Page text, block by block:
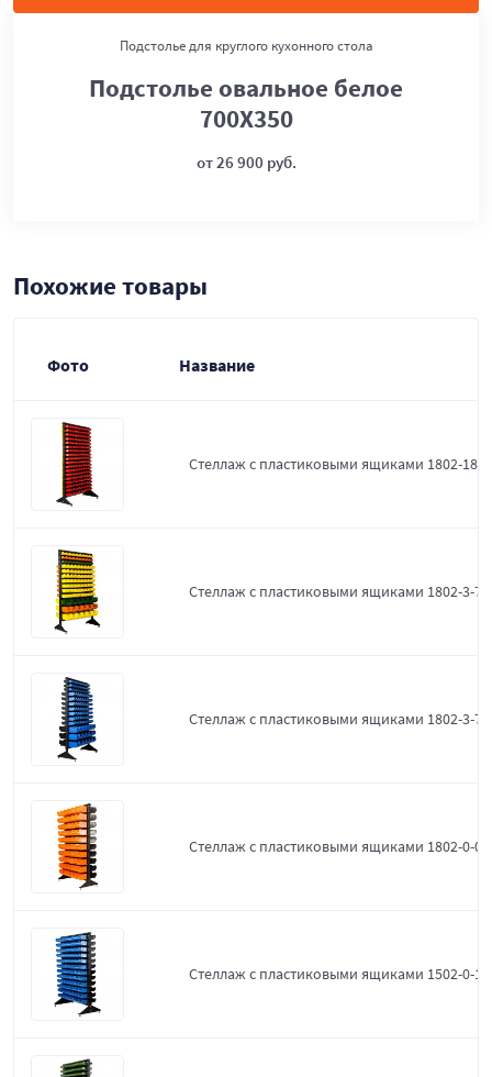
Подстолье для круглого кухонного стола
Подстолье овальное белое
700Х350
от 26 900 руб.
Похожие товары
Фото Название
Стеллаж с пластиковыми ящиками 1802-18-
Стеллаж с пластиковыми ящиками 1802-3-7-
Стеллаж с пластиковыми ящиками 1802-3-7-
Стеллаж с пластиковыми ящиками 1802-0-0-
Стеллаж с пластиковыми ящиками 1502-0-